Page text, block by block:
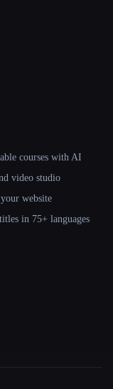
courses with AI
video studio
website
in 75+ languages